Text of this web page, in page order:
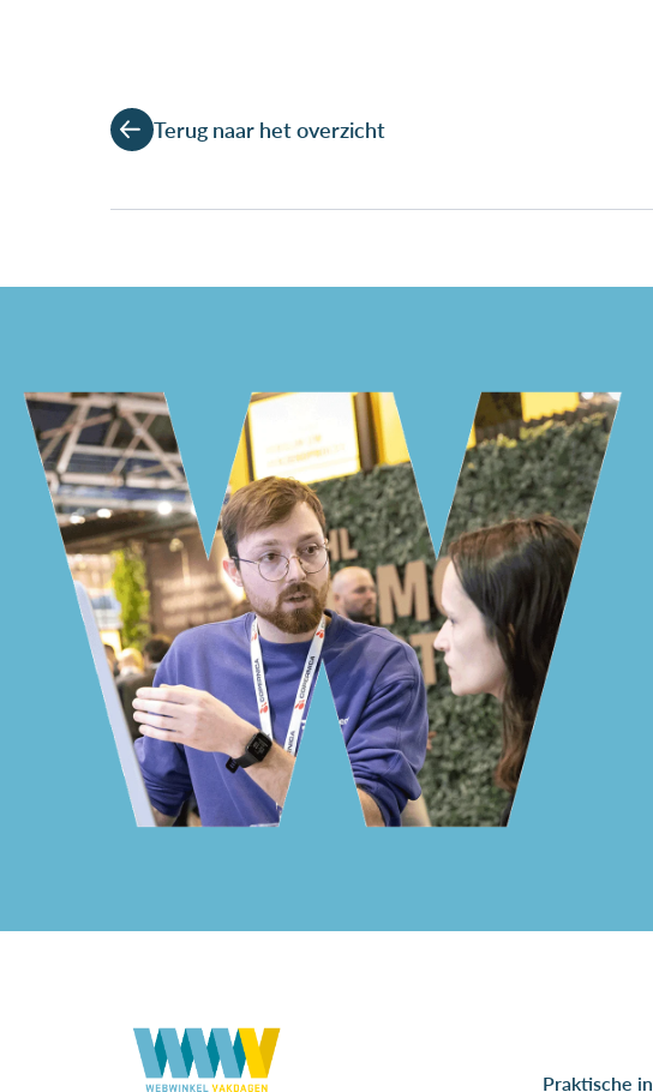
Terug naar het overzicht
Praktische